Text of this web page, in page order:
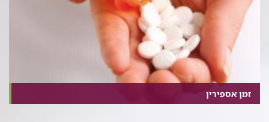
זמן אספירין